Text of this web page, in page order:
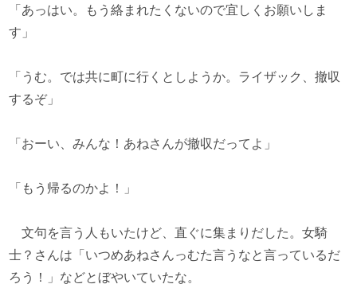
「あっはい。もう絡まれたくないので宜しくお願いしま
す」
「うむ。では共に町に行くとしようか。ライザック、撤収
するぞ」
「おーい、みんな！あねさんが撤収だってよ」
「もう帰るのかよ！」
文句を言う人もいたけど、直ぐに集まりだした。女騎
士？さんは「いつめあねさんっむた言うなと言っているだ
ろう！」などとぼやいていたな。